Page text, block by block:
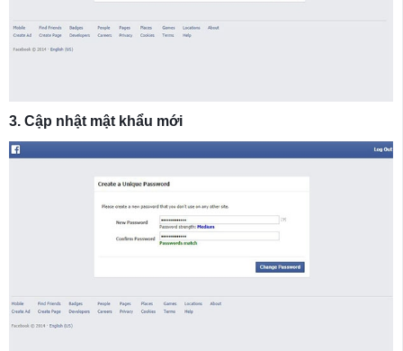
3. Cập nhật mật khẩu mới